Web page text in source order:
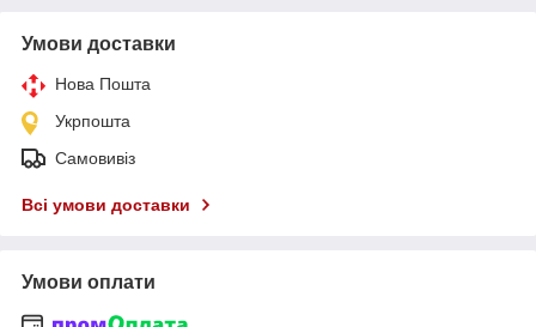
Умови доставки
Нова Пошта
Укрпошта
Самовивіз
Всі умови доставки
Умови оплати